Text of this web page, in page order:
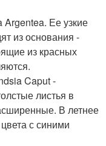
Ее узкие
из основания -
из красных
Caput -
листья в
В летнее
с синими